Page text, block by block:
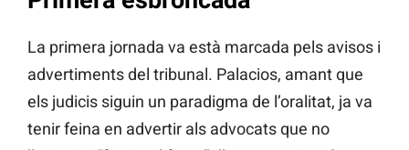
La primera jornada va està marcada pels avisos i
advertiments del tribunal. Palacios, amant que
els judicis siguin un paradigma de l’oralitat, ja va
tenir feina en advertir als advocats que no